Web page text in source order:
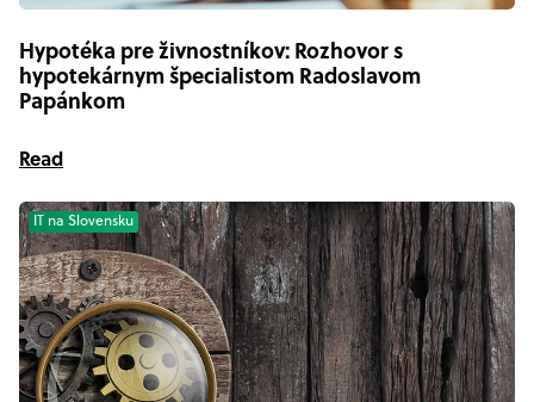
Hypotéka pre živnostníkov: Rozhovor s
hypotekárnym špecialistom Radoslavom
Papánkom
Read
IT na Slovensku